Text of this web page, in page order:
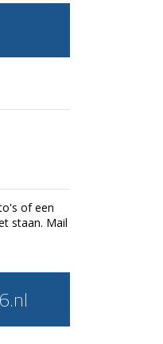
of een
staan. Mail